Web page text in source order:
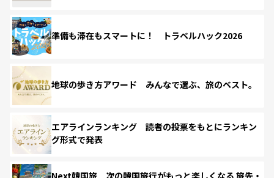
準備も滞在もスマートに！ トラベルハック2026
地球の歩き方アワード みんなで選ぶ、旅のベスト。
エアラインランキング 読者の投票をもとにランキン
グ形式で発表